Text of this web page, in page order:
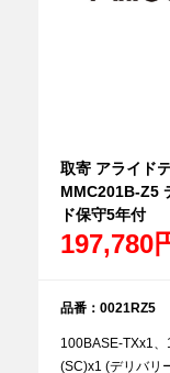
取寄 アライド
MMC201B-Z5
ド保守5年付
197,780
品番：0021RZ5
100BASE-TXx1
(SC)x1 (デリバリ